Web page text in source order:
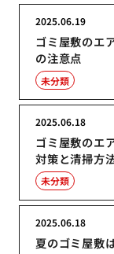
ゴミ屋敷のエ
の注意点
2025.06.19
未分類
ゴミ屋敷のエ
対策と清掃方
2025.06.18
未分類
夏のゴミ屋敷
2025.06.18